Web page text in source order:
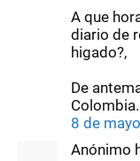
A que
diario de
higado?,
De
Colombia.
8 de
Anónimo